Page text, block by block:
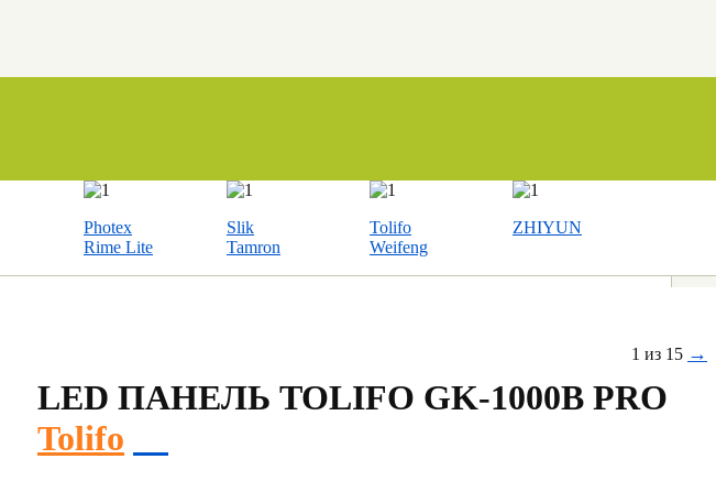
Photex
Rime Lite
Slik
Tamron
Tolifo
Weifeng
ZHIYUN
1 из 15 →
LED ПАНЕЛЬ TOLIFO GK-1000B PRO
Tolifo